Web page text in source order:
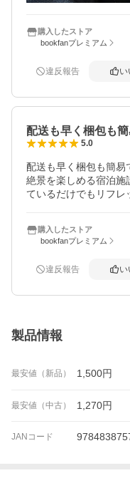
購入したストア
bookfanプレミアム
違反報告 い
配送も早く梱包も
5.0
配送も早く梱包も簡易
絶景を楽しめる宿泊施
ているだけでもリフレ
購入したストア
bookfanプレミアム
違反報告 い
製品情報
最安値（新品） 1,500円
最安値（中古） 1,270円
JANコード